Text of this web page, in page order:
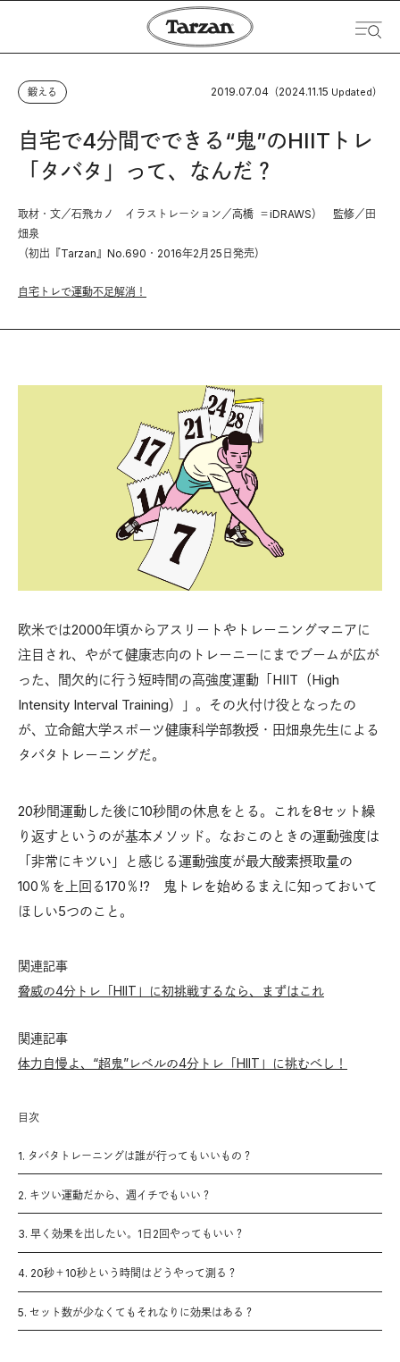
鍛える 2019.07.04 （2024.11.15 Updated）
自宅で4分間でできる“鬼”のHIITトレ
「タバタ」って、なんだ？
取材・文／石飛カノ イラストレーション／高橋 ＝iDRAWS） 監修／田
畑泉
（初出『Tarzan』No.690・2016年2月25日発売）
自宅トレで運動不足解消！
欧米では2000年頃からアスリートやトレーニングマニアに
注目され、やがて健康志向のトレーニーにまでブームが広が
った、間欠的に行う短時間の高強度運動「HIIT（High
Intensity Interval Training）」。その火付け役となったの
が、立命館大学スポーツ健康科学部教授・田畑泉先生による
タバタトレーニングだ。
20秒間運動した後に10秒間の休息をとる。これを8セット繰
り返すというのが基本メソッド。なおこのときの運動強度は
「非常にキツい」と感じる運動強度が最大酸素摂取量の
100％を上回る170％!? 鬼トレを始めるまえに知っておいて
ほしい5つのこと。
関連記事
脅威の4分トレ「HIIT」に初挑戦するなら、まずはこれ
関連記事
体力自慢よ、“超鬼”レベルの4分トレ「HIIT」に挑むべし！
目次
1. タバタトレーニングは誰が行ってもいいもの？
2. キツい運動だから、週イチでもいい？
3. 早く効果を出したい。1日2回やってもいい？
4. 20秒＋10秒という時間はどうやって測る？
5. セット数が少なくてもそれなりに効果はある？